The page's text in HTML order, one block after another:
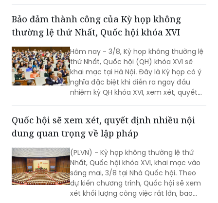
kiến, quyết định nhiều nội dung quan
trọng, cấp bách, đáp ứng yêu cầu thực
tiễn, vì sự phát triển nhanh, bền vững
của đất nước.
Bảo đảm thành công của Kỳ họp không
thường lệ thứ Nhất, Quốc hội khóa XVI
Hôm nay - 3/8, Kỳ họp không thường lệ
thứ Nhất, Quốc hội (QH) khóa XVI sẽ
nghĩa đặc biệt khi diễn ra ngay đầu
nhiệm kỳ QH khóa XVI, xem xét, quyết
định nhiều nội dung quan trọng về
công tác lập pháp, công tác nhân sự
và các vấn đề thuộc thẩm quyền của
QH. Việc các cơ quan của QH và Chính
phủ khẩn trương hoàn tất công tác
chuẩn bị cho thấy quyết tâm đưa các
chủ trương của Đảng nhanh chóng đi
Quốc hội sẽ xem xét, quyết định nhiều nội
dung quan trọng về lập pháp
(PLVN) - Kỳ họp không thường lệ thứ
Nhất, Quốc hội khóa XVI, khai mạc vào